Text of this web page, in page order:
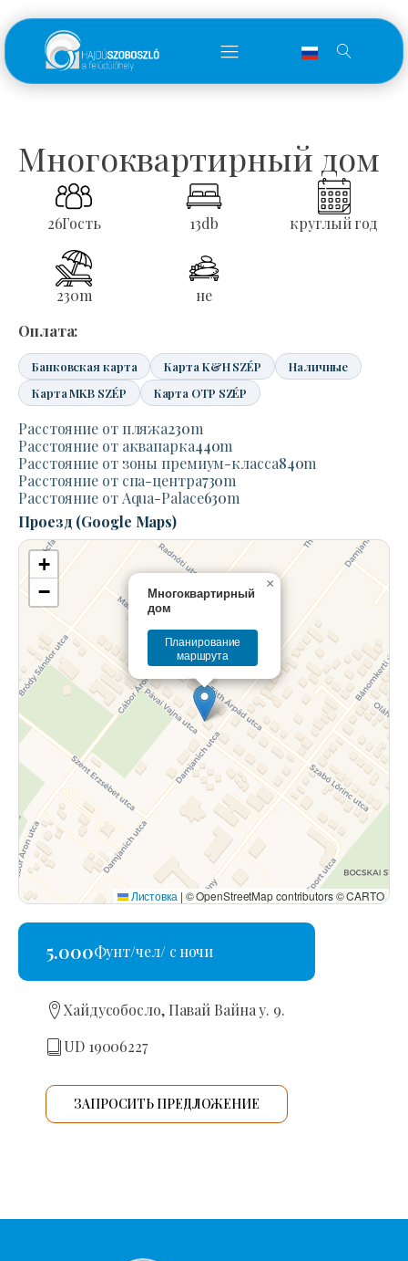
Многоквартирный дом
26Гость 13db круглый год
230m
не
Оплата:
Банковская карта Карта K&H SZÉP
Наличные
Карта MKB SZÉP
Карта OTP SZÉP
Расстояние от пляжа230m
Расстояние от аквапарка440m
Расстояние от зоны премиум-класса840m
Расстояние от спа-центра730m
Расстояние от Aqua-Palace630m
Проезд (Google Maps)
Многоквартирный
дом
Планирование
маршрута
×
+
−
Листовка | © OpenStreetMap contributors © CARTO
5.000Фунт/чел/ с ночи
Хайдусобосло, Павай Вайна у. 9.
UD 19006227
ЗАПРОСИТЬ ПРЕДЛОЖЕНИЕ